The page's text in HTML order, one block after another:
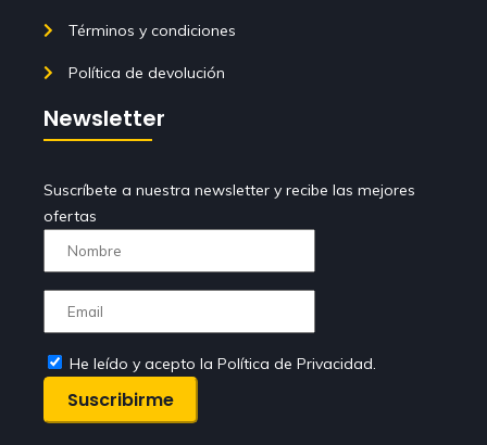
Términos y condiciones
Política de devolución
Newsletter
Suscríbete a nuestra newsletter y recibe las mejores
ofertas
He leído y acepto la Política de Privacidad.